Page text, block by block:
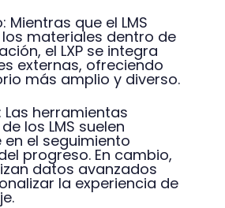
Mientras que el LMS
materiales dentro de
el LXP se integra
externas, ofreciendo
más amplio y diverso.
Las herramientas
los LMS suelen
el seguimiento
progreso. En cambio,
datos avanzados
la experiencia de